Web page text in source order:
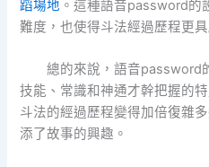
蹈場地 。這種語音password的
難度，也使得斗法經過歷程更具
總的來說，語音password
技能、常識和神通才幹把握的
斗法的經過歷程變得加倍復雜
添了故事的興趣。